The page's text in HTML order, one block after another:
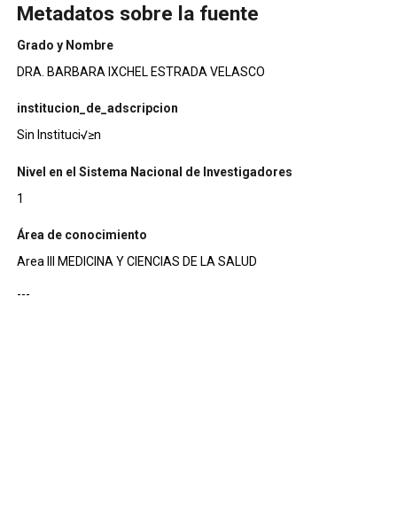
Metadatos sobre la fuente
Grado y Nombre
DRA. BARBARA IXCHEL ESTRADA VELASCO
institucion_de_adscripcion
Sin Instituci√≥n
Nivel en el Sistema Nacional de Investigadores
1
Área de conocimiento
Area III MEDICINA Y CIENCIAS DE LA SALUD
---